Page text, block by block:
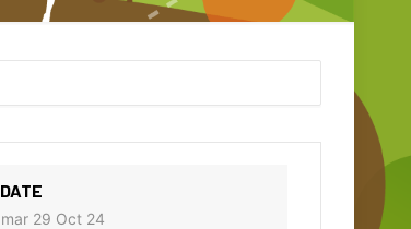
DATE
mar 29 Oct 24